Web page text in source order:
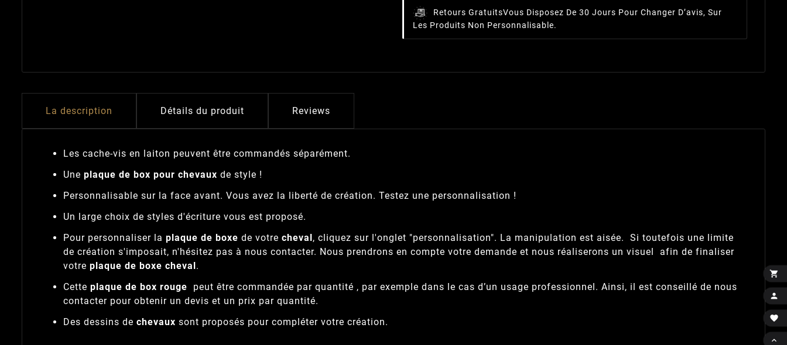
Retours GratuitsVous Disposez De 30 Jours Pour Changer D’avis, Sur
Les Produits Non Personnalisable.
La description Détails du produit Reviews
Les cache-vis en laiton peuvent être commandés séparément.
Une plaque de box pour chevaux de style !
Personnalisable sur la face avant. Vous avez la liberté de création. Testez une personnalisation !
Un large choix de styles d'écriture vous est proposé.
Pour personnaliser la plaque de boxe de votre cheval, cliquez sur l'onglet "personnalisation". La manipulation est aisée. Si toutefois une limite
de création s'imposait, n'hésitez pas à nous contacter. Nous prendrons en compte votre demande et nous réaliserons un visuel afin de finaliser
votre plaque de boxe cheval.
Cette plaque de box rouge
peut être commandée par quantité , par exemple dans le cas d’un usage professionnel. Ainsi, il est conseillé de nous
contacter pour obtenir un devis et un prix par quantité.
Des dessins de chevaux sont proposés pour compléter votre création.



